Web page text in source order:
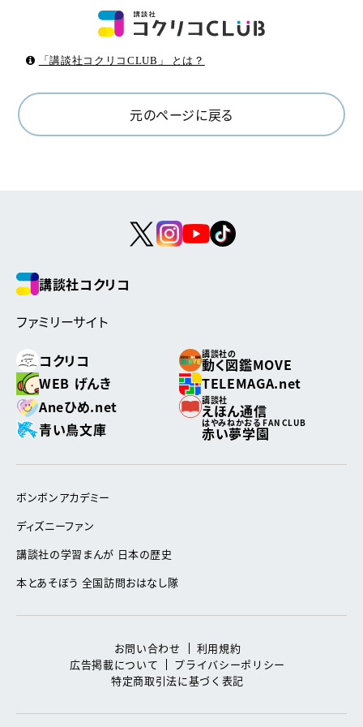
「講談社コクリコCLUB」 とは？
元のページに戻る
講談社コクリコ
ファミリーサイト
コクリコ
講談社の
動く図鑑MOVE
WEB げんき
TELEMAGA.net
Aneひめ.net
講談社
えほん通信
青い鳥文庫
はやみねかおる FAN CLUB
赤い夢学園
ボンボンアカデミー
ディズニーファン
講談社の学習まんが 日本の歴史
本とあそぼう 全国訪問おはなし隊
お問い合わせ
利用規約
広告掲載について
プライバシーポリシー
特定商取引法に基づく表記